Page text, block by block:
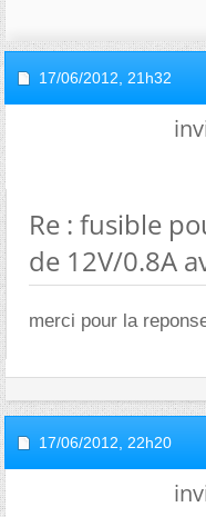
17/06/2012, 21h32
Re : fusible
de 12V/0.8A
merci pour la
17/06/2012, 22h20